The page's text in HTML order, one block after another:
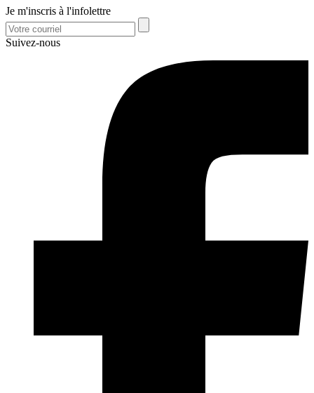
Je m'inscris à l'infolettre
Suivez-nous